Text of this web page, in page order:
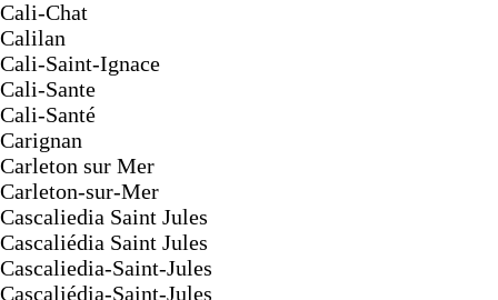
Cali-Chat
Calilan
Cali-Saint-Ignace
Cali-Sante
Cali-Santé
Carignan
Carleton sur Mer
Carleton-sur-Mer
Cascaliedia Saint Jules
Cascaliédia Saint Jules
Cascaliedia-Saint-Jules
Cascaliédia-Saint-Jules